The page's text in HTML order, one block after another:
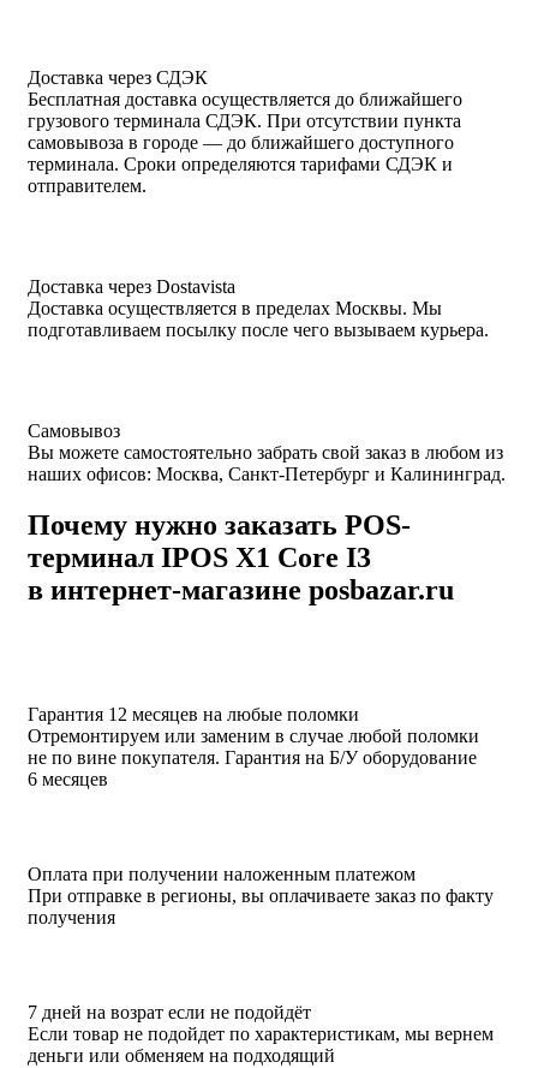
Доставка через СДЭК
Бесплатная доставка осуществляется до ближайшего
грузового терминала СДЭК. При отсутствии пункта
самовывоза в городе — до ближайшего доступного
терминала. Сроки определяются тарифами СДЭК и
отправителем.
Доставка через Dostavista
Доставка осуществляется в пределах Москвы. Мы
подготавливаем посылку после чего вызываем курьера.
Самовывоз
Вы можете самостоятельно забрать свой заказ в любом из
наших офисов: Москва, Санкт-Петербург и Калининград.
Почему нужно заказать POS-
терминал IPOS X1 Core I3
в интернет-магазине posbazar.ru
Гарантия 12 месяцев на любые поломки
Отремонтируем или заменим в случае любой поломки
не по вине покупателя. Гарантия на Б/У оборудование
6 месяцев
Оплата при получении наложенным платежом
При отправке в регионы, вы оплачиваете заказ по факту
получения
7 дней на возрат если не подойдёт
Если товар не подойдет по характеристикам, мы вернем
деньги или обменяем на подходящий